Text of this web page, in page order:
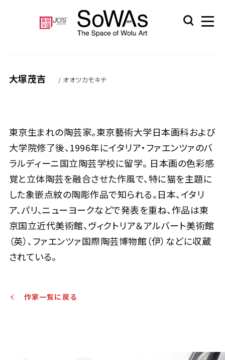
大塚茂吉 / オオツカモキチ
東京生まれの陶芸家。東京藝術大学日本画科および
大学院修了後、1996年にイタリア・ファエンツァのバ
ラルディーニ国立陶芸学校に留学。 日本画の色彩感
覚と立体陶芸を融合させた作風で、特に猫を主題に
した象嵌点紋の陶彫作品で知られる。日本、イタリ
ア、パリ、ニューヨークなどで発表を重ね、作品は東
京国立近代美術館、ヴィクトリア＆アルバート美術館
（英）、ファエンツァ国際陶芸博物館（伊）などに収蔵
されている。
作家一覧に戻る